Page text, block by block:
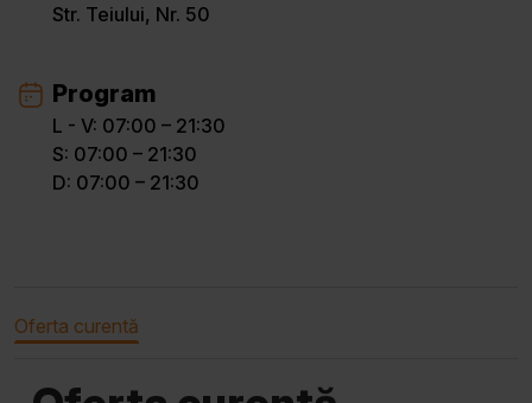
Str. Teiului, Nr. 50
Program
L - V: 07:00 – 21:30
S: 07:00 – 21:30
D: 07:00 – 21:30
Oferta curentă